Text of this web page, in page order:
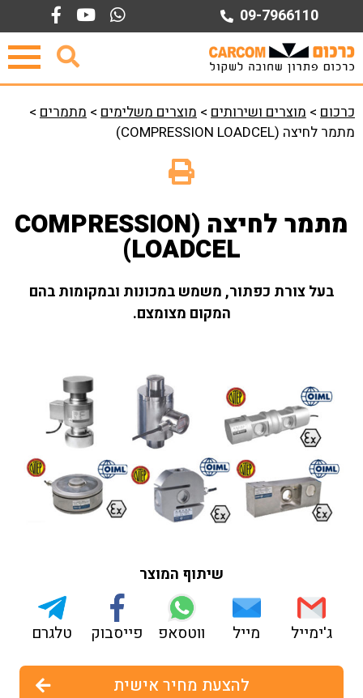
to
content
09-7966110
כרכום > מוצרים ושירותים > מוצרים משלימים > מתמרים >
מתמר לחיצה (COMPRESSION LOADCEL)
מתמר לחיצה (COMPRESSION
LOADCEL)
בעל צורת כפתור, משמש במכונות ובמקומות בהם
המקום מצומצם.
שיתוף המוצר
ג'ימייל מייל ווטסאפ פייסבוק טלגרם
להצעת מחיר אישית